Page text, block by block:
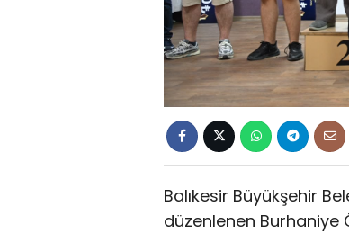
Balıkesir Büyükşehir
düzenlenen Burhaniye